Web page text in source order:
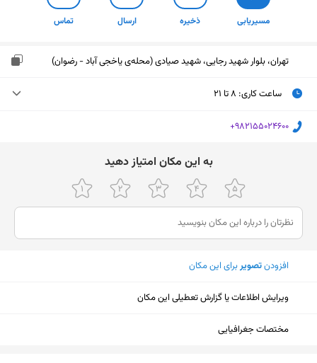
مسیریابی ذخیره ارسال تماس
تهران، بلوار شهید رجایی، شهید صیادی (محله‌ی یاخجی آباد - رضوان)
ساعت کاری: ۸ تا ۲۱
شنبه (امروز)
سه‌شنبه
۸ تا ۲۱
چهارشنبه
۸ تا ۲۱
پنجشنبه
جمعه
‎+982155024600
ﺑﻪ اﯾﻦ ﻣﮑﺎن اﻣﺘﯿﺎز دﻫﯿﺪ
افزودنتصویربرای این مکان
ویرایش اطلاعات یا گزارش تعطیلی این مکان
مختصات جغرافیایی